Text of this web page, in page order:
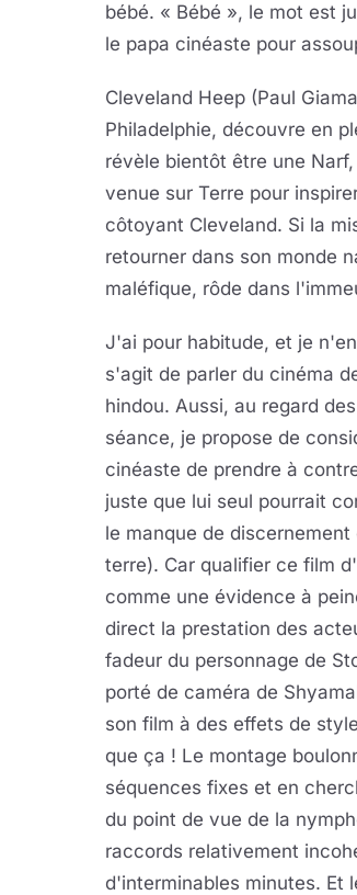
bébé. « Bébé », le mot est
le papa cinéaste pour
Cleveland Heep (Paul
Philadelphie, découvre en
révèle bientôt être une
venue sur Terre pour
côtoyant Cleveland. Si la
retourner dans son monde
maléfique, rôde dans
J'ai pour habitude, et je
s'agit de parler du cinéma
hindou. Aussi, au regard
séance, je propose de
cinéaste de prendre à
juste que lui seul pourrait
le manque de
terre). Car qualifier ce film
comme une évidence à
direct la prestation des
fadeur du personnage de
porté de caméra de
son film à des effets de
que ça ! Le montage
séquences fixes et en
du point de vue de la
raccords relativement
d'interminables minutes. Et